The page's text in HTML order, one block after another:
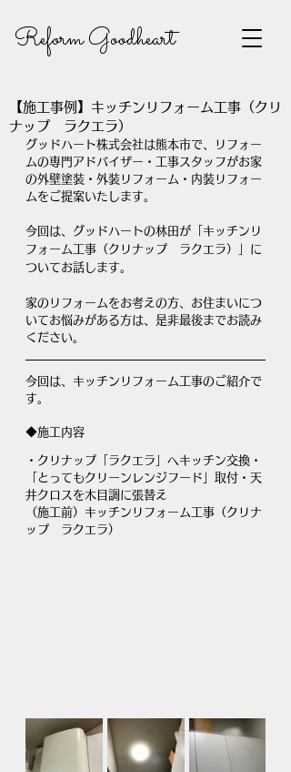
Reform Goodheart
【施工事例】キッチンリフォーム工事（クリ
ナップ ラクエラ）
グッドハート株式会社は熊本市で、リフォー
ムの専門アドバイザー・工事スタッフがお家
の外壁塗装・外装リフォーム・内装リフォー
ムをご提案いたします。
今回は、グッドハートの林田が「キッチンリ
フォーム工事（クリナップ　ラクエラ）」に
ついてお話します。
家のリフォームをお考えの方、お住まいにつ
いてお悩みがある方は、是非最後までお読み
ください。
今回は、キッチンリフォーム工事のご紹介で
す。
◆施工内容
・クリナップ「ラクエラ」へキッチン交換・
「とってもクリーンレンジフード」取付・天
井クロスを木目調に張替え
（施工前）キッチンリフォーム工事（クリナ
ップ　ラクエラ）